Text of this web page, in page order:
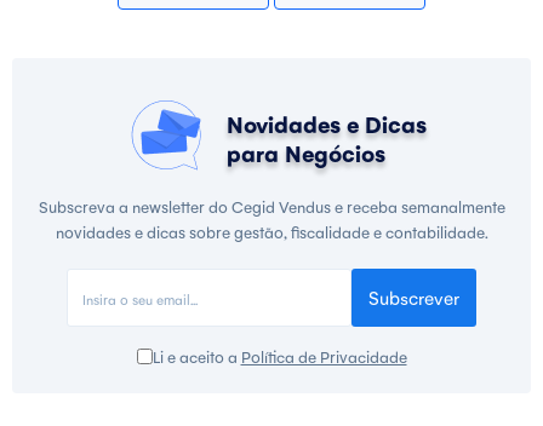
Novidades e Dicas
para Negócios
Subscreva a newsletter do Cegid Vendus e receba semanalmente
novidades e dicas sobre gestão, fiscalidade e contabilidade.
Subscrever
Li e aceito a Política de Privacidade